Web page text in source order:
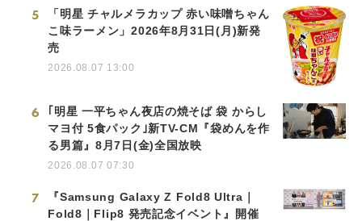
5
「明星 チャルメラカップ 赤い味噌ちゃん
こ味ラーメン」2026年8月31日(月)新発
売
2026.08.07 13:00
6
｢明星 一平ちゃん夜店の焼そば 袋 からし
マヨ付 5食パック｣新TV-CM『袋めんを作
る男篇』8月7日(金)全国放映
2026.08.07 07:30
7
『Samsung Galaxy Z Fold8 Ultra｜
Fold8｜Flip8 発売記念イベント』開催